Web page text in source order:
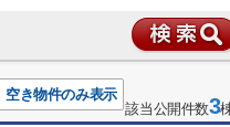
空き物件のみ表示
該当公開件数3